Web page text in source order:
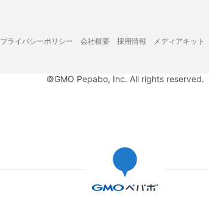
プライバシーポリシー 会社概要 採用情報 メディアキット
©GMO Pepabo, Inc. All rights reserved.